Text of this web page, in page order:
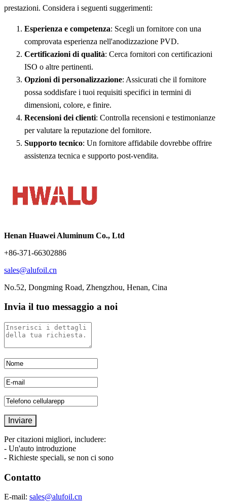
prestazioni. Considera i seguenti suggerimenti:
Esperienza e competenza: Scegli un fornitore con una
comprovata esperienza nell'anodizzazione PVD.
Certificazioni di qualità: Cerca fornitori con certificazioni
ISO o altre pertinenti.
Opzioni di personalizzazione: Assicurati che il fornitore
possa soddisfare i tuoi requisiti specifici in termini di
dimensioni, colore, e finire.
Recensioni dei clienti: Controlla recensioni e testimonianze
per valutare la reputazione del fornitore.
Supporto tecnico: Un fornitore affidabile dovrebbe offrire
assistenza tecnica e supporto post-vendita.
Henan Huawei Aluminum Co., Ltd
+86-371-66302886
sales@alufoil.cn
No.52, Dongming Road, Zhengzhou, Henan, Cina
Invia il tuo messaggio a noi
Per citazioni migliori, includere:
- Un'auto introduzione
- Richieste speciali, se non ci sono
Contatto
E-mail: sales@alufoil.cn